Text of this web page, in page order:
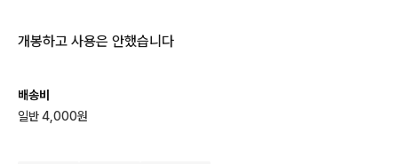
개봉하고 사용은 안했습니다
배송비
일반 4,000원